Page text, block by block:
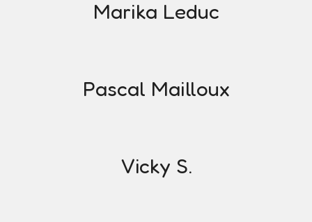
Marika Leduc
Pascal Mailloux
Vicky S.